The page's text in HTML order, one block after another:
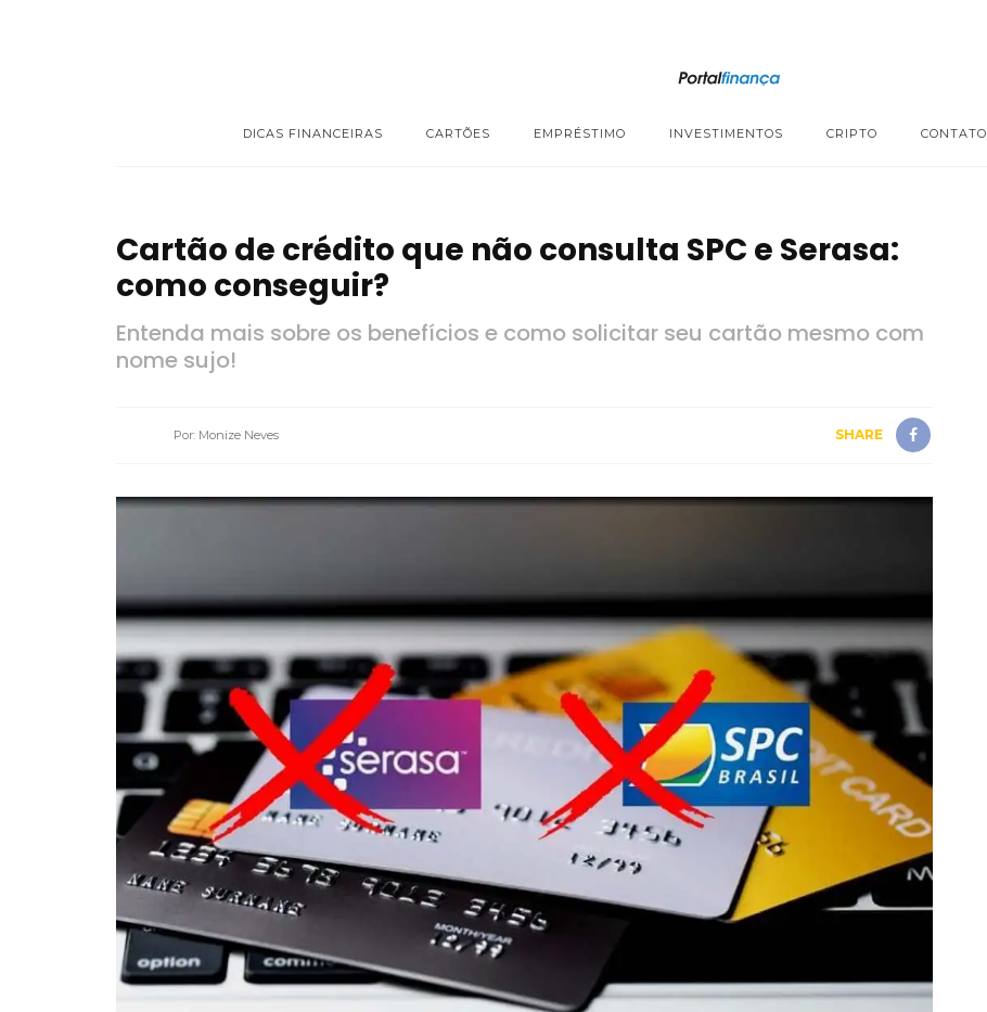
DICAS FINANCEIRAS CARTÕES EMPRÉSTIMO INVESTIMENTOS CRIPTO CONTATO
Cartão de crédito que não consulta SPC e Serasa:
como conseguir?
Entenda mais sobre os benefícios e como solicitar seu cartão mesmo com
nome sujo!
Por: Monize Neves SHARE